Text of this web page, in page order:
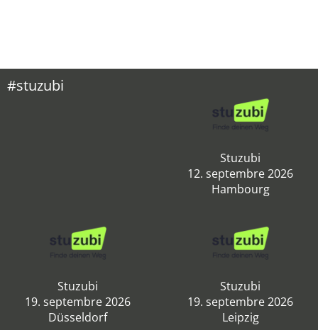
#stuzubi
Stuzubi
12. septembre 2026
Hambourg
Stuzubi
19. septembre 2026
Düsseldorf
Stuzubi
19. septembre 2026
Leipzig